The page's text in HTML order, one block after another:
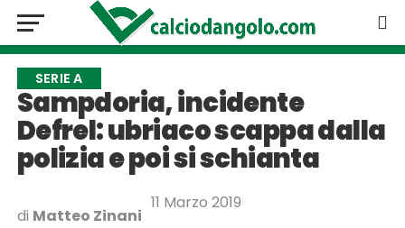
SERIE A
Sampdoria, incidente
Defrel: ubriaco scappa dalla
polizia e poi si schianta
di Matteo Zinani
11 Marzo 2019